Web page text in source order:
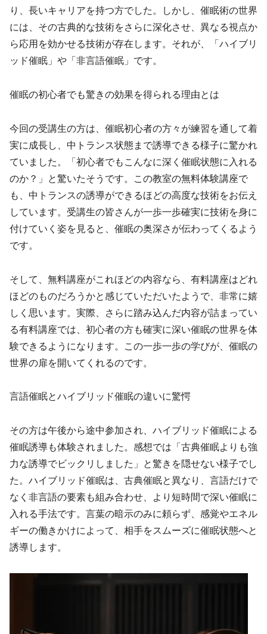
り、長いキャリアを持つ方でした。しかし、催眠術の世界
には、その古典的な技術をさらに深化させ、異なる視点か
ら応用を効かせる技術が存在します。それが、「ハイブリ
ッド催眠」や「非言語催眠」です。
催眠の初心者でも驚きの効果を得られる理由とは
今回の受講生の方は、催眠初心者の方々が練習を通して着
実に成長し、中トランス状態まで誘導できる様子に驚かれ
ていました。「初心者でもこんなに深く催眠状態に入れる
のか？」と驚いたそうです。この教室の無料体験講座で
も、中トランスの誘導ができるほどの高度な技術をお伝え
しています。受講生の皆さんが一歩一歩確実に技術を身に
付けていく姿を見ると、催眠の奥深さが伝わってくるよう
です。
そして、無料講座がこれほどの内容なら、有料講座はどれ
ほどのものだろうかと感じていただいたようで、非常に嬉
しく思います。実際、さらに踏み込んだ内容が詰まってい
る有料講座では、初心者の方も確実に深い催眠の世界を体
験できるようになります。この一歩一歩の学びが、催眠の
世界の扉を開いてくれるのです。
言語催眠とハイブリッド催眠の違いに驚愕
その方は午後から途中参加され、ハイブリッド催眠による
催眠誘導も体験されました。感想では「古典催眠よりも強
力な誘導でビックリしました」と驚きを隠せない様子でし
た。ハイブリッド催眠は、古典催眠と異なり、言語だけで
なく非言語の要素も組み合わせ、より短時間で深い催眠に
入れる手法です。言葉の暗示のみに頼らず、感覚やエネル
ギーの働きかけによって、相手をスムーズに催眠状態へと
誘導します。